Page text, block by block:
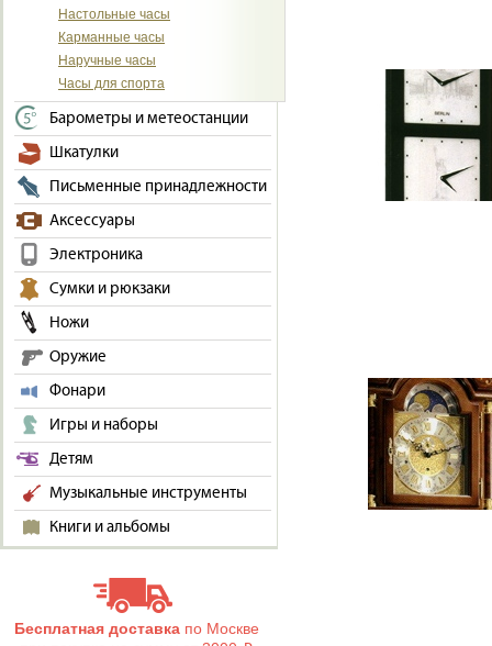
Настольные часы
Карманные часы
Наручные часы
Часы для спорта
Барометры и метеостанции
Шкатулки
Письменные принадлежности
Аксессуары
Электроника
Сумки и рюкзаки
Ножи
Оружие
Фонари
Игры и наборы
Детям
Музыкальные инструменты
Книги и альбомы
Бесплатная доставкапо Москве